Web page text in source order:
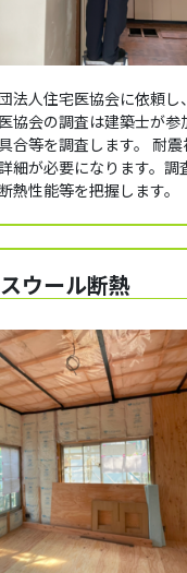
法人住宅医協会に依頼し
協会の調査は建築士が参
合等を調査します。 耐
細が必要になります。調
熱性能等を把握します。
ウール断熱